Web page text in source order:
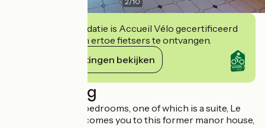
Deze accommodatie is Accueil Vélo gecertificeerd
en verbindt zich ertoe fietsers te ontvangen.
Haar verplichtingen bekijken
Beschrijving
Comprising four bedrooms, one of which is a suite, Le
Logis du Port welcomes you to this former manor house,